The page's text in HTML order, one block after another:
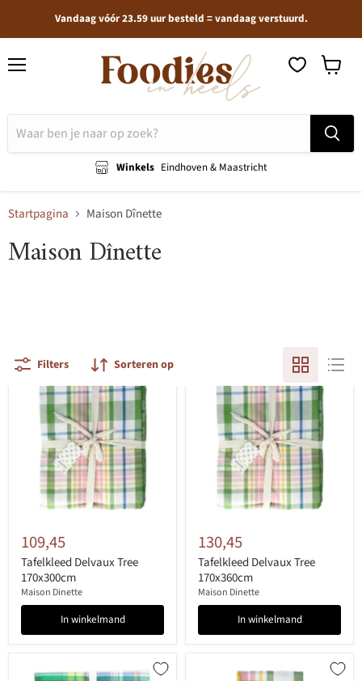
Vandaag vóór 23.59 uur besteld = vandaag verstuurd.
Winkels Eindhoven & Maastricht
Startpagina Maison Dînette
Maison Dînette
Filters Sorteren op
109,45
Tafelkleed Delvaux Tree
170x300cm
Maison Dinette
In winkelmand
130,45
Tafelkleed Delvaux Tree
170x360cm
Maison Dinette
In winkelmand